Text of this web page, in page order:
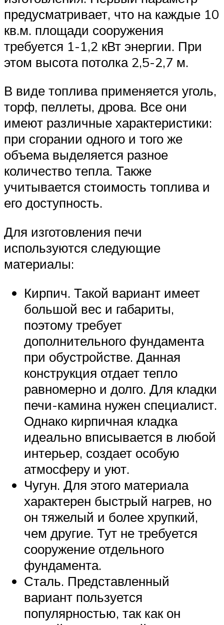
предусматривает, что на каждые 10
кв.м. площади сооружения
требуется 1-1,2 кВт энергии. При
этом высота потолка 2,5-2,7 м.
В виде топлива применяется уголь,
торф, пеллеты, дрова. Все они
имеют различные характеристики:
при сгорании одного и того же
объема выделяется разное
количество тепла. Также
учитывается стоимость топлива и
его доступность.
Для изготовления печи
используются следующие
материалы:
Кирпич. Такой вариант имеет
большой вес и габариты,
поэтому требует
дополнительного фундамента
при обустройстве. Данная
конструкция отдает тепло
равномерно и долго. Для кладки
печи-камина нужен специалист.
Однако кирпичная кладка
идеально вписывается в любой
интерьер, создает особую
атмосферу и уют.
Чугун. Для этого материала
характерен быстрый нагрев, но
он тяжелый и более хрупкий,
чем другие. Тут не требуется
сооружение отдельного
фундамента.
Сталь. Представленный
вариант пользуется
популярностью, так как он